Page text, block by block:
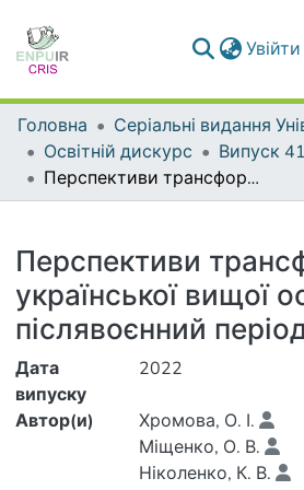
Увійти
Головна
Освітній дискурс
Випуск
Перспективи трансформації української вищої освіти у післявоєнний період
Перспективи
української вищої
післявоєнний
Дата
випуску
2022
Автор(и)
Хромова, О. І.
Міщенко, О. В.
Ніколенко, К. В.